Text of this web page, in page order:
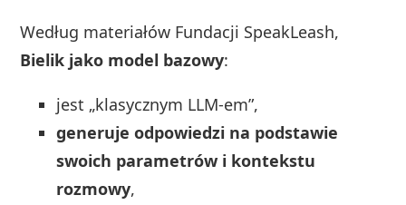
Według materiałów Fundacji SpeakLeash,
Bielik jako model bazowy:
jest „klasycznym LLM‑em”,
generuje odpowiedzi na podstawie
swoich parametrów i kontekstu
rozmowy,